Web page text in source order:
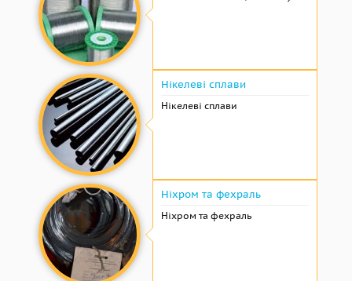
Нікелеві сплави
Нікелеві сплави
Ніхром та фехраль
Ніхром та фехраль